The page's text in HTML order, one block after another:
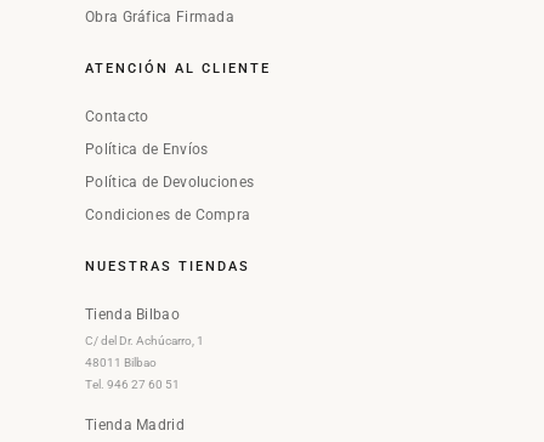
Obra Gráfica Firmada
ATENCIÓN AL CLIENTE
Contacto
Política de Envíos
Política de Devoluciones
Condiciones de Compra
NUESTRAS TIENDAS
Tienda Bilbao
C/ del Dr. Achúcarro, 1
48011 Bilbao
Tel. 946 27 60 51
Tienda Madrid